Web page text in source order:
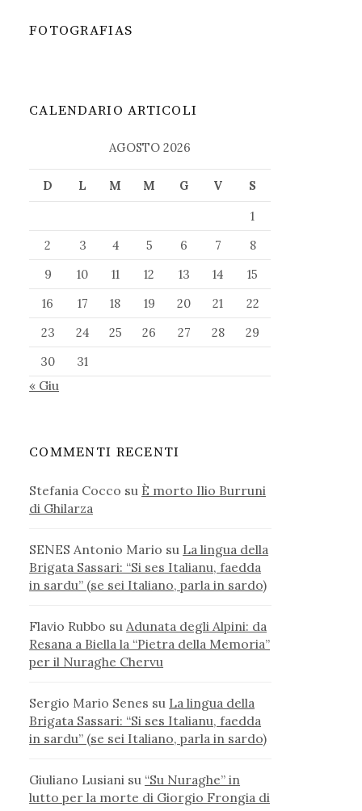
FOTOGRAFIAS
CALENDARIO ARTICOLI
AGOSTO 2026
D L M M G V
S
1
2
3 4 5 6 7
8
9
10 11 12 13 14
15
16
17 18 19 20 21
22
23
24 25 26 27 28
29
30
31
« Giu
COMMENTI RECENTI
Stefania Cocco su È morto Ilio Burruni
di Ghilarza
SENES Antonio Mario su La lingua della
Brigata Sassari: “Si ses Italianu, faedda
in sardu” (se sei Italiano, parla in sardo)
Flavio Rubbo su Adunata degli Alpini: da
Resana a Biella la “Pietra della Memoria”
per il Nuraghe Chervu
Sergio Mario Senes su La lingua della
Brigata Sassari: “Si ses Italianu, faedda
in sardu” (se sei Italiano, parla in sardo)
Giuliano Lusiani su “Su Nuraghe” in
lutto per la morte di Giorgio Frongia di